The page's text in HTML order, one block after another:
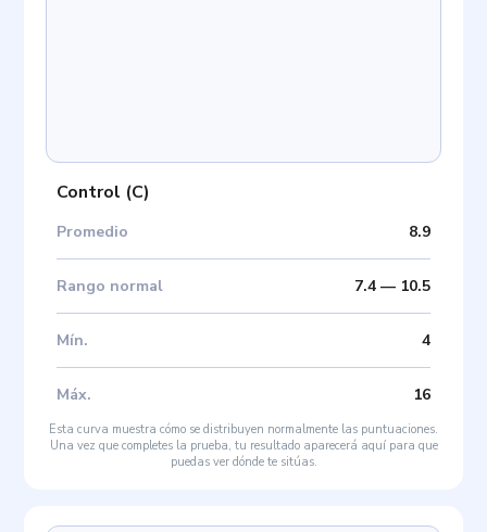
Control (C)
Promedio 8.9
Rango normal 7.4— 10.5
Mín. 4
Máx. 16
Esta curva muestra cómo se distribuyen normalmente las puntuaciones.
Una vez que completes la prueba, tu resultado aparecerá aquí para que
puedas ver dónde te sitúas.